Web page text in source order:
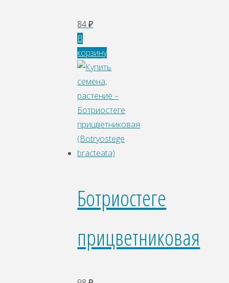
84₽
В
корзину
Ботриостеге
прицветниковая